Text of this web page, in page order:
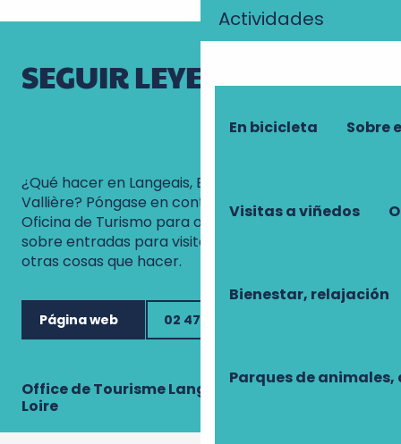
Actividades
En bicicleta Sobre
Visitas a viñedos
Bienestar, relajación
Parques de
SEGUIR LEYENDO
Oficina de Turismo Natural de Touraine
¿Qué hacer en Langeais, Bourgueil o Château-la-
Vallière? Póngase en contacto con el equipo de la
Oficina de Turismo para obtener información
sobre entradas para visitas, paseos, alojamiento y
otras cosas que hacer.
Página web 02 47 96 58 22
Office de Tourisme Langeais-Bourgueil-Val de
Loire